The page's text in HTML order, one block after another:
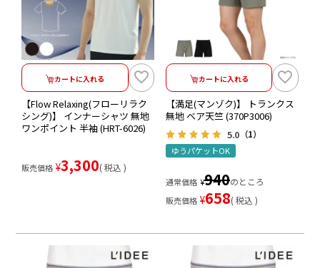
カートに入れる
【Flow Relaxing(フローリラク
シング)】 インナーシャツ 無地
ワンポイント 半袖 (HRT-6026)
販売価格 ¥3,300 税込
カートに入れる
【満足(マンゾク)】 トランクス
無地 ベア天竺 (370P3006)
5.0 （1）
ゆうパケットOK
通常価格 ¥940のところ
販売価格 ¥658 税込